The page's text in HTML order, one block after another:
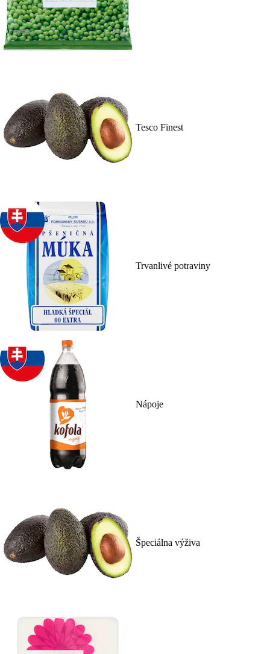
Tesco Finest
Trvanlivé potraviny
Nápoje
Špeciálna výživa